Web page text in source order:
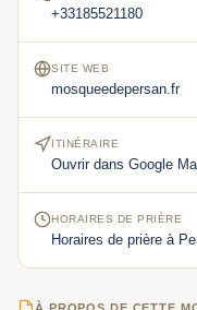
+33185521180
SITE WEB
mosqueedepersan.fr
ITINÉRAIRE
Ouvrir dans Google
HORAIRES DE PRIÈRE
Horaires de prière à